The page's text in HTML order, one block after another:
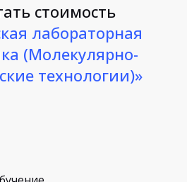
стоимость
лабораторная
(Молекулярно-
технологии)»